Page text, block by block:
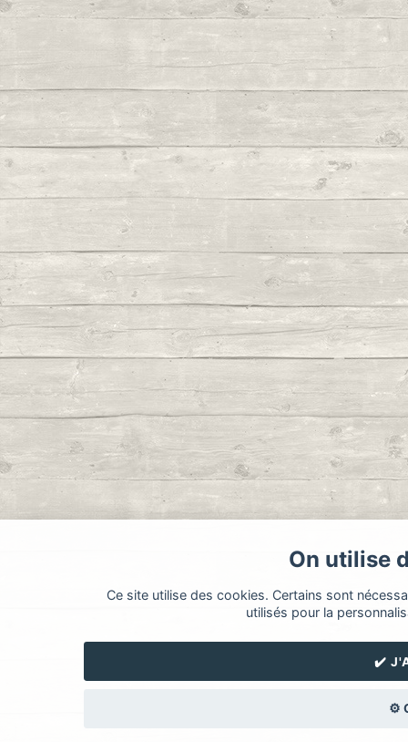
On utilise
Ce site utilise des cookies. Certains sont
utilisés pour la
✔️
⚙️